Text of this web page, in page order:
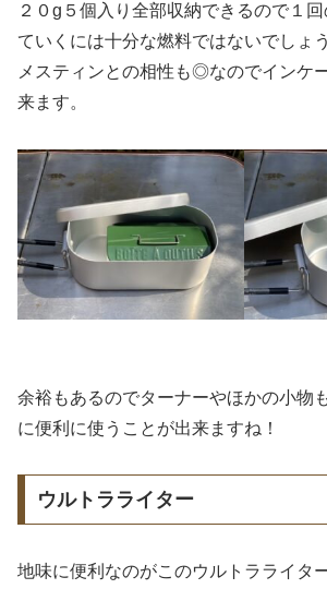
２０g５個入り全部収納できるので１
ていくには十分な燃料ではないでしょ
メスティンとの相性も◎なのでインケ
来ます。
余裕もあるのでターナーやほかの小物
に便利に使うことが出来ますね！
ウルトラライター
地味に便利なのがこのウルトラライタ